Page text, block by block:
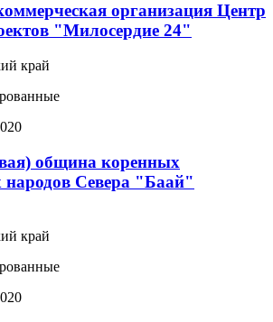
организация Центр
"Милосердие 24"
край
община коренных
Севера "Баай"
край